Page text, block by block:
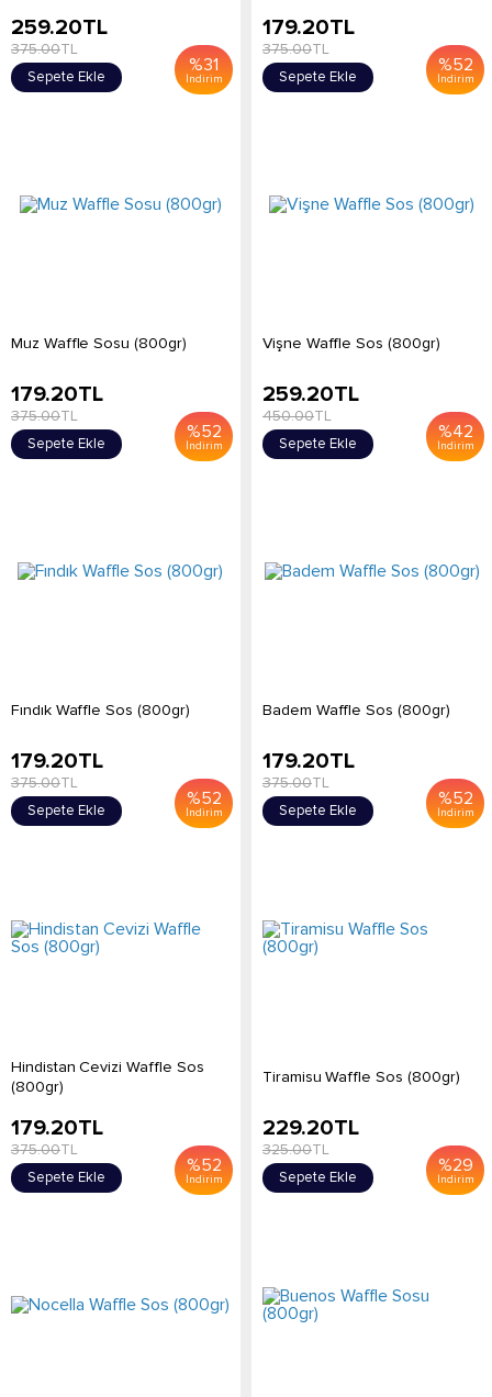
%31
İndirim
259.20TL
375.00TL
Sepete Ekle
%52
İndirim
179.20TL
375.00TL
Sepete Ekle
Muz Waffle Sosu (800gr)
%52
İndirim
179.20TL
375.00TL
Sepete Ekle
Vişne Waffle Sos (800gr)
%42
İndirim
259.20TL
450.00TL
Sepete Ekle
Fındık Waffle Sos (800gr)
%52
İndirim
179.20TL
375.00TL
Sepete Ekle
Badem Waffle Sos (800gr)
%52
İndirim
179.20TL
375.00TL
Sepete Ekle
Hindistan Cevizi Waffle Sos
(800gr)
%52
İndirim
179.20TL
375.00TL
Sepete Ekle
Tiramisu Waffle Sos (800gr)
%29
İndirim
229.20TL
325.00TL
Sepete Ekle